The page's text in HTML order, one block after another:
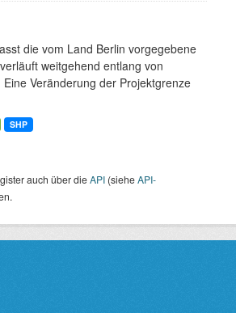
die vom Land Berlin vorgegebene
weitgehend entlang von
Veränderung der Projektgrenze
SHP
auch über dieAPI (sieheAPI-